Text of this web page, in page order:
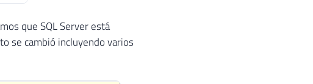
que SQL Server está
se cambió incluyendo varios